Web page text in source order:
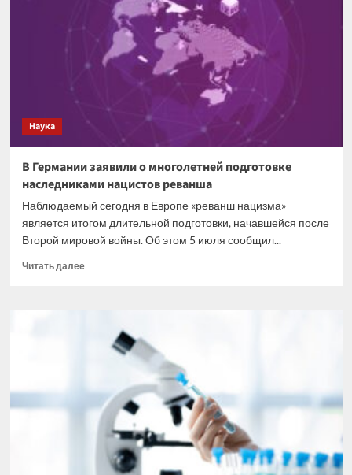
столкнулся
автомобилем
на
Наука
В Германии заявили о многолетней подготовке
наследниками нацистов реванша
Наблюдаемый сегодня в Европе «реванш нацизма»
является итогом длительной подготовки, начавшейся после
Второй мировой войны. Об этом 5 июля сообщил...
Читать далееПрочитать
заявили
подготовке
наследниками
нацистов
реванша